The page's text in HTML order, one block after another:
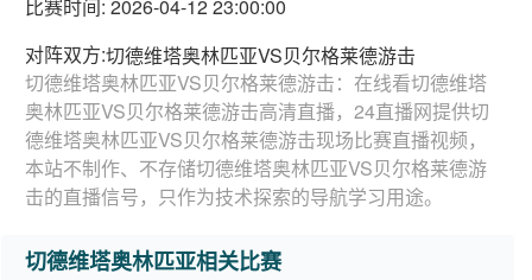
比赛时间: 2026-04-12 23:00:00
对阵双方:切德维塔奥林匹亚VS贝尔格莱德游击
切德维塔奥林匹亚VS贝尔格莱德游击：在线看切德维塔
奥林匹亚VS贝尔格莱德游击高清直播，24直播网提供切
德维塔奥林匹亚VS贝尔格莱德游击现场比赛直播视频，
本站不制作、不存储切德维塔奥林匹亚VS贝尔格莱德游
击的直播信号，只作为技术探索的导航学习用途。
切德维塔奥林匹亚相关比赛